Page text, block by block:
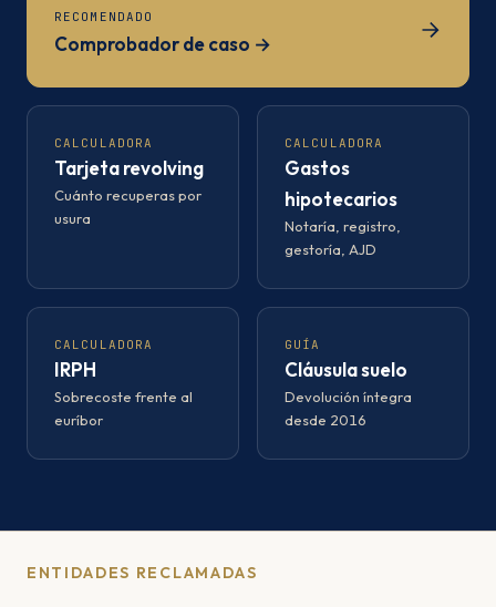
RECOMENDADO
Comprobador de caso →
CALCULADORA
Tarjeta revolving
Cuánto recuperas por
usura
CALCULADORA
Gastos
hipotecarios
Notaría, registro,
gestoría, AJD
CALCULADORA
IRPH
Sobrecoste frente al
euríbor
GUÍA
Cláusula suelo
Devolución íntegra
desde 2016
ENTIDADES RECLAMADAS